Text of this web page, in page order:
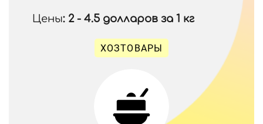
Цены: 2 - 4.5 долларов за 1 кг
ХОЗТОВАРЫ